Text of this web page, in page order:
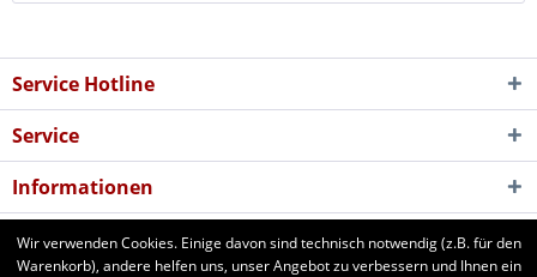
Service Hotline
Service
Informationen
Newsletter
Wir verwenden Cookies. Einige davon sind technisch notwendig (z.B. für den
Warenkorb), andere helfen uns, unser Angebot zu verbessern und Ihnen ein